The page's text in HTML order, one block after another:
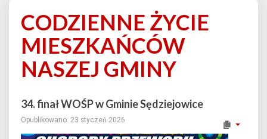
CODZIENNE ŻYCIE
MIESZKAŃCÓW
NASZEJ GMINY
34. finał WOŚP w Gminie Sędziejowice
Opublikowano: 23 styczeń 2026